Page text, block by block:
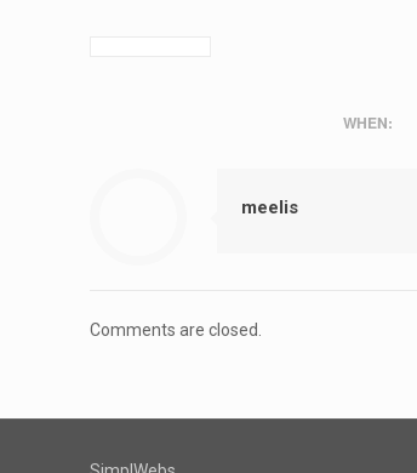
WHEN:
meelis
Comments are closed.